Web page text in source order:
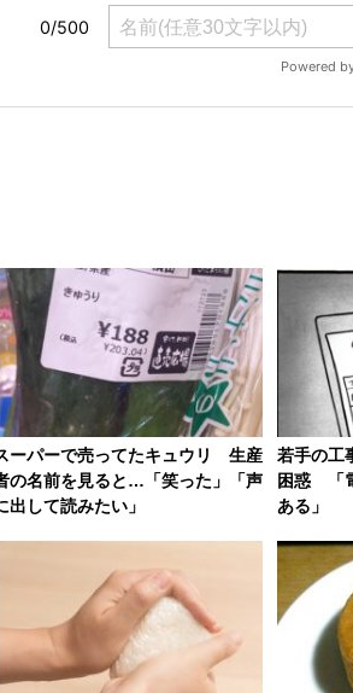
ーパーで売ってたキュウリ 生産
の名前を見ると…「笑った」「声
出して読みたい」
若手の工
困惑 「
ある」